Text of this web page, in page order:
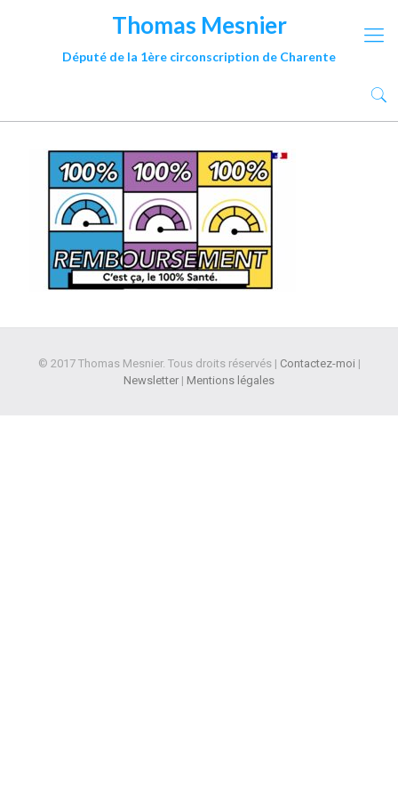
Thomas Mesnier
Député de la 1ère circonscription de Charente
© 2017 Thomas Mesnier. Tous droits réservés | Contactez-moi |
Newsletter | Mentions légales